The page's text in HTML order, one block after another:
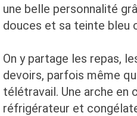
une belle personnalité
douces et sa teinte bleu
On y partage les repas,
devoirs, parfois même
télétravail. Une arche en
réfrigérateur et